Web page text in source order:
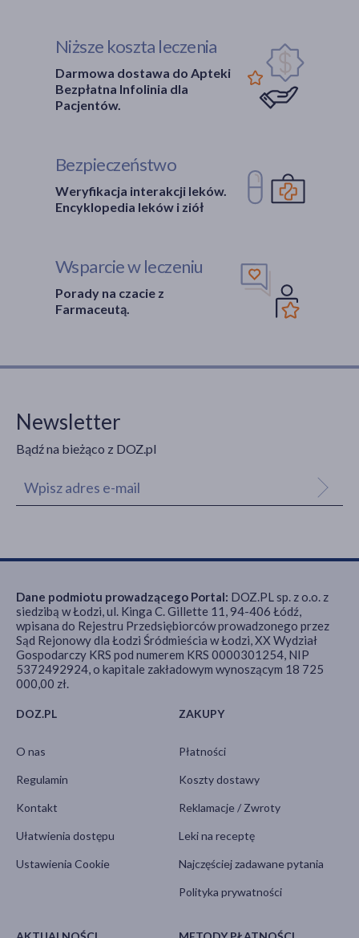
Niższe koszta leczenia
Darmowa dostawa do Apteki
Bezpłatna Infolinia dla
Pacjentów.
Bezpieczeństwo
Weryfikacja interakcji leków.
Encyklopedia leków i ziół
Wsparcie w leczeniu
Porady na czacie z
Farmaceutą.
Newsletter
Bądź na bieżąco z DOZ.pl
DOZ.PL
O nas
Regulamin
Kontakt
Ułatwienia dostępu
Ustawienia Cookie
ZAKUPY
Płatności
Koszty dostawy
Reklamacje / Zwroty
Leki na receptę
Najczęściej zadawane pytania
Polityka prywatności
Dane podmiotu prowadzącego Portal: DOZ.PL sp. z o.o. z
siedzibą w Łodzi, ul. Kinga C. Gillette 11, 94-406 Łódź,
wpisana do Rejestru Przedsiębiorców prowadzonego przez
Sąd Rejonowy dla Łodzi Śródmieścia w Łodzi, XX Wydział
Gospodarczy KRS pod numerem KRS 0000301254, NIP
5372492924, o kapitale zakładowym wynoszącym 18 725
000,00 zł.